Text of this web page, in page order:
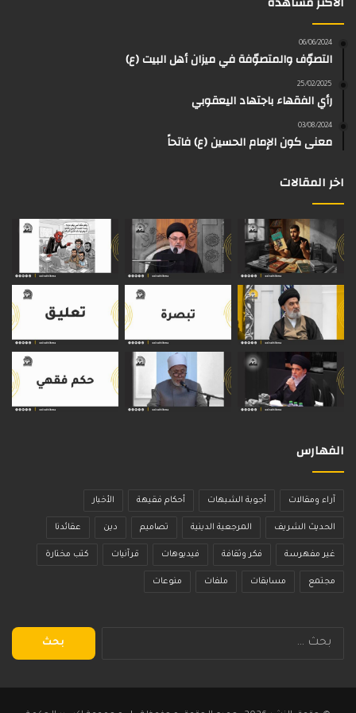
ب
م
06/06/2024
التصوّف والمتصوّفة في ميزان أهل البيت (ع)
25/02/2025
رأي الفقهاء باجتهاد اليعقوبي
03/08/2024
معنى كون الإمام الحسين (ع) فاتحاً
اخر المقالات
الفهارس
آراء ومقالات أجوبة الشبهات أحكام فقيهة الأخبار
الحديث الشريف المرجعية الدينية تصاميم دين عقائدنا
غير مفهرسة فكر وثقافة فيديوهات قرآنيات كتب مختارة
مجتمع مسابقات ملفات منوعات
البحث